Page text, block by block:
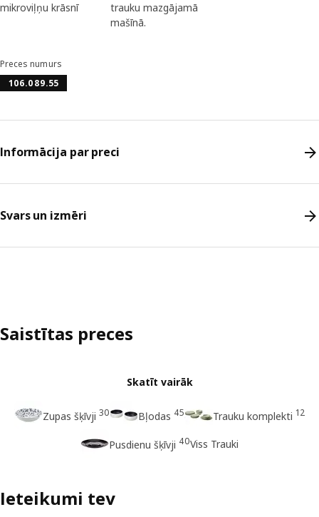
mikroviļņu krāsnī
trauku mazgājamā
mašīnā.
Preces numurs
106.089.55
Informācija par preci
Svars un izmēri
Saistītas preces
Skatīt vairāk
Zupas šķīvji 30 Bļodas 45 Trauku komplekti 12
Pusdienu šķīvji 40Viss Trauki
Ieteikumi tev